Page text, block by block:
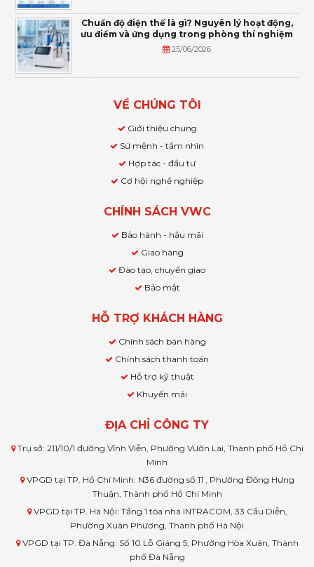
Chuẩn độ điện thế là gì? Nguyên lý hoạt động,
ưu điểm và ứng dụng trong phòng thí nghiệm
25/06/2026
VỀ CHÚNG TÔI
Giới thiệu chung
Sứ mệnh - tầm nhìn
Hợp tác - đầu tư
Cơ hội nghề nghiệp
CHÍNH SÁCH VWC
Bảo hành - hậu mãi
Giao hàng
Đào tạo, chuyển giao
Bảo mật
HỖ TRỢ KHÁCH HÀNG
Chính sách bán hàng
Chính sách thanh toán
Hỗ trợ kỹ thuật
Khuyến mãi
ĐỊA CHỈ CÔNG TY
Trụ sở: 211/10/1 đường Vĩnh Viễn, Phường Vườn Lài, Thành phố Hồ Chí
Minh
VPGD tại TP. Hồ Chí Minh: N36 đường số 11 , Phường Đông Hưng
Thuận, Thành phố Hồ Chí Minh
VPGD tại TP. Hà Nội: Tầng 1 tòa nhà INTRACOM, 33 Cầu Diễn,
Phường Xuân Phương, Thành phố Hà Nội
VPGD tại TP. Đà Nẵng: Số 10 Lỗ Giáng 5, Phường Hòa Xuân, Thành
phố Đà Nẵng